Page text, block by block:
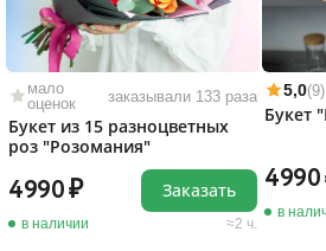
мало
оценок
заказывали 133 раза
Букет из 15 разноцветных
роз "Розомания"
4990
в наличии 2 ч.
Заказать
5,0(9)
Букет
4990
в